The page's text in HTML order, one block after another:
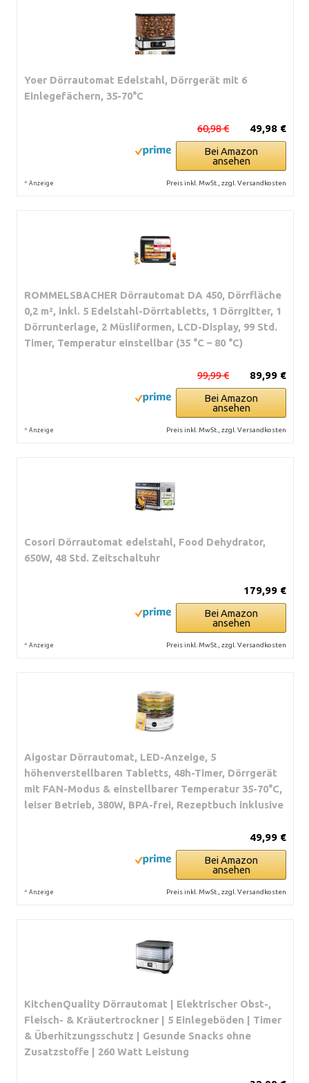
Yoer Dörrautomat Edelstahl, Dörrgerät mit 6
Einlegefächern, 35-70°C
49,98 €
60,98 €
Bei Amazon
ansehen
* Anzeige Preis inkl. MwSt., zzgl. Versandkosten
ROMMELSBACHER Dörrautomat DA 450, Dörrfläche
0,2 m², inkl. 5 Edelstahl-Dörrtabletts, 1 Dörrgitter, 1
Dörrunterlage, 2 Müsliformen, LCD-Display, 99 Std.
Timer, Temperatur einstellbar (35 °C – 80 °C)
89,99 €
99,99 €
Bei Amazon
ansehen
* Anzeige Preis inkl. MwSt., zzgl. Versandkosten
Cosori Dörrautomat edelstahl, Food Dehydrator,
650W, 48 Std. Zeitschaltuhr
179,99 €
Bei Amazon
ansehen
* Anzeige Preis inkl. MwSt., zzgl. Versandkosten
Aigostar Dörrautomat, LED-Anzeige, 5
höhenverstellbaren Tabletts, 48h-Timer, Dörrgerät
mit FAN-Modus & einstellbarer Temperatur 35-70°C,
leiser Betrieb, 380W, BPA-frei, Rezeptbuch inklusive
49,99 €
Bei Amazon
ansehen
* Anzeige Preis inkl. MwSt., zzgl. Versandkosten
KitchenQuality Dörrautomat | Elektrischer Obst-,
Fleisch- & Kräutertrockner | 5 Einlegeböden | Timer
& Überhitzungsschutz | Gesunde Snacks ohne
Zusatzstoffe | 260 Watt Leistung